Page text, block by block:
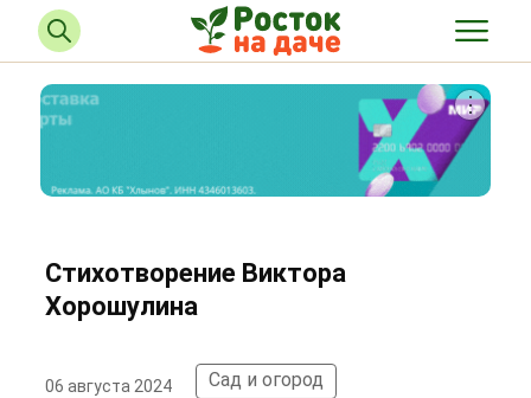
Стихотворение Виктора
Хорошулина
06 августа 2024 Сад и огород